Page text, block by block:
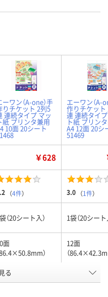
ーワン（A-one）手
りチケット 2列5
連続タイプ マッ
紙 プリンタ兼用
10面 20シート
エーワン（A-
作りチケット
連 連続タイ
ト紙 プリン
A4 12面 20シ
51469
￥628
（4件） 3.0 （1件）
（20シート入） 1袋（20シート
面
86.4×50.8mm）
12面
（
る